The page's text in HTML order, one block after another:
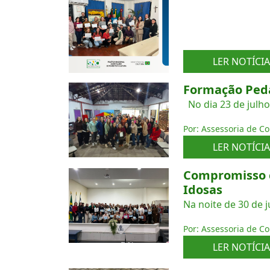
LER NOTÍCIA
Formação
No dia 23 de
Por: Assessoria de
LER NOTÍCIA
Compromisso
Idosas
Na noite de 30 de
Por: Assessoria de
LER NOTÍCIA